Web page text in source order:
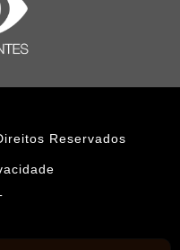
Reservados